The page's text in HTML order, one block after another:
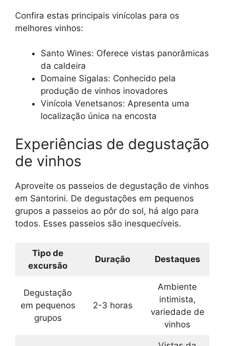
Confira estas principais vinícolas para os
melhores vinhos:
Santo Wines: Oferece vistas panorâmicas
da caldeira
Domaine Sigalas: Conhecido pela
produção de vinhos inovadores
Vinícola Venetsanos: Apresenta uma
localização única na encosta
Experiências de degustação
de vinhos
Aproveite os passeios de degustação de vinhos
em Santorini. De degustações em pequenos
grupos a passeios ao pôr do sol, há algo para
todos. Esses passeios são inesquecíveis.
Tipo de
excursão
Duração Destaques
Degustação
em pequenos
grupos
2-3 horas
Ambiente
intimista,
variedade de
vinhos